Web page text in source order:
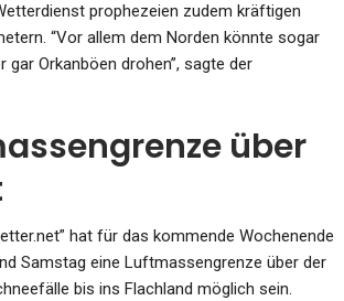
prophezeien zudem kräftigen
“Vor allem dem Norden könnte sogar
Orkanböen drohen”, sagte der
über
hat für das kommende Wochenende
Samstag eine Luftmassengrenze über der
bis ins Flachland möglich sein.